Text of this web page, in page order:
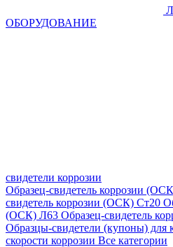
ОБОРУДОВАНИЕ
свидетели коррозии
Образец-свидетель коррозии
свидетель коррозии (ОСК) Ст20
(ОСК) Л63 Образец-свидетель
Образцы-свидетели (купоны) для
скорости коррозии Все категории